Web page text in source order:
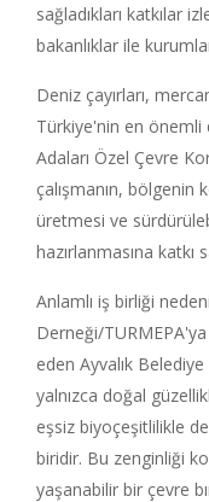
sağladıkları katkılar
bakanlıklar ile
Deniz çayırları,
Türkiye'nin en önemli
Adaları Özel Çevre
çalışmanın, bölgenin
üretmesi ve
hazırlanmasına katkı
Anlamlı iş birliği
Derneği/
eden Ayvalık
yalnızca doğal
eşsiz biyoçeşitlilikle
biridir. Bu zenginliği
yaşanabilir bir çevre